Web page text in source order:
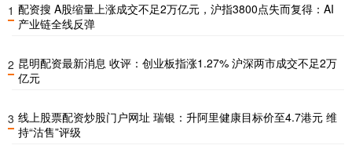
1 配资搜 A股缩量上涨成交不足2万亿元，沪指3800点失而复得：AI
产业链全线反弹
2 昆明配资最新消息 收评：创业板指涨1.27% 沪深两市成交不足2万
亿元
3 线上股票配资炒股门户网址 瑞银：升阿里健康目标价至4.7港元 维
持“沽售”评级